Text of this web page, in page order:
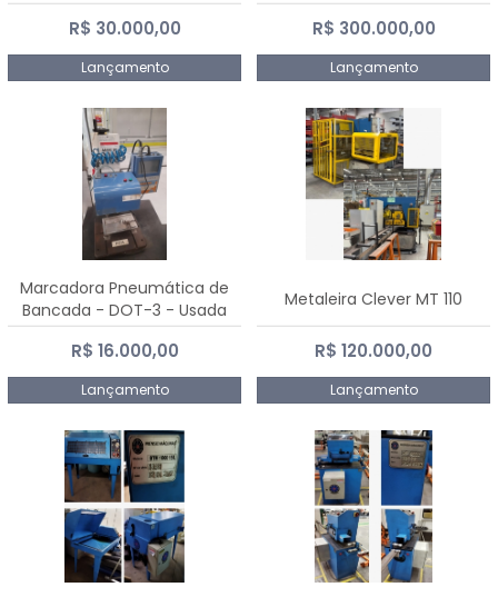
R$ 30.000,00
Lançamento
R$ 300.000,00
Lançamento
Marcadora Pneumática de
Bancada - DOT-3 - Usada
R$ 16.000,00
Lançamento
Metaleira Clever MT 110
R$ 120.000,00
Lançamento